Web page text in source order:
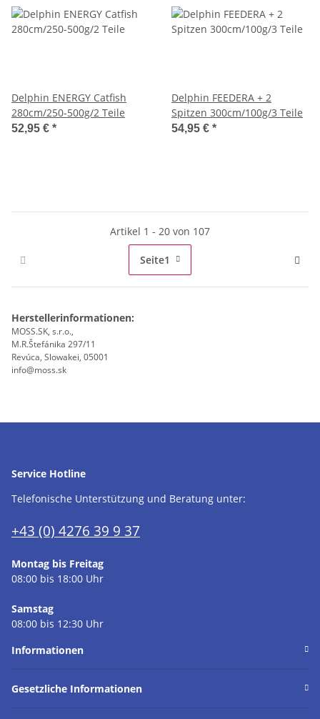
Delphin ENERGY Catfish
280cm/250-500g/2 Teile
52,95 € *
Delphin FEEDERA + 2
Spitzen 300cm/100g/3 Teile
54,95 € *
Artikel 1 - 20 von 107
Seite1
Herstellerinformationen:
MOSS.SK, s.r.o.,
M.R.Štefánika 297/11
Revúca, Slowakei, 05001
info@moss.sk
Service Hotline
Telefonische Unterstützung und Beratung unter:
+43 (0) 4276 39 9 37
Montag bis Freitag
08:00 bis 18:00 Uhr
Samstag
08:00 bis 12:30 Uhr
Informationen
Gesetzliche Informationen